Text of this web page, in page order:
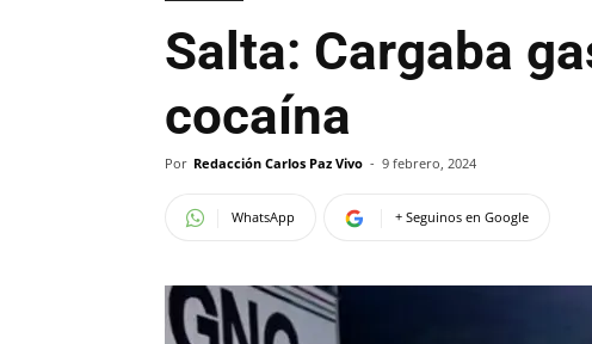
Salta: Cargaba
cocaína
Por Redacción Carlos Paz Vivo - 9 febrero, 2024
WhatsApp + Seguinos en Google